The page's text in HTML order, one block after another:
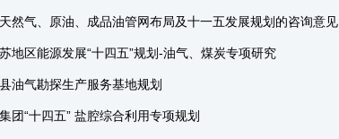
然气、原油、成品油管网布局及十一五发展规划的咨询意见
地区能源发展“十四五”规划-油气、煤炭专项研究
油气勘探生产服务基地规划
团“十四五” 盐腔综合利用专项规划